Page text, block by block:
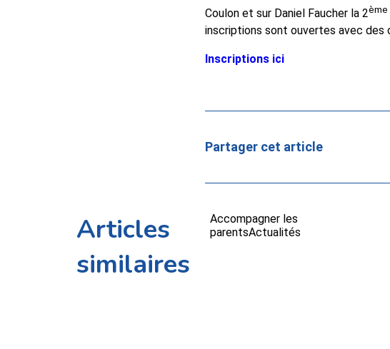
Coulon et sur Daniel Faucher la 2ème
inscriptions sont ouvertes avec des
Inscriptions ici
Partager cet article
Articles
similaires
Accompagner les
parentsActualités